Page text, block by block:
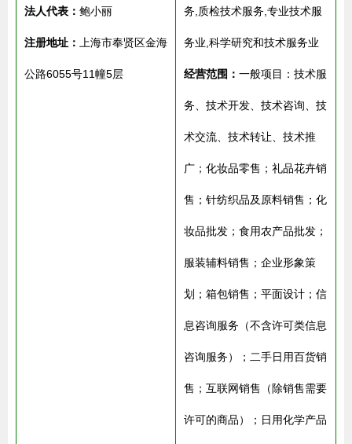
法人代表： 鲍小丽
注册地址： 上海市奉贤区金海
公路6055号11幢5层
务,质检技术服务,专业技术服
务业,科学研究和技术服务业
经营范围： 一般项目：技术服
务、技术开发、技术咨询、技
术交流、技术转让、技术推
广；化妆品零售；礼品花卉销
售；针纺织品及原料销售；化
妆品批发；食用农产品批发；
服装辅料销售；企业形象策
划；箱包销售；平面设计；信
息咨询服务（不含许可类信息
咨询服务）；二手日用百货销
售；互联网销售（除销售需要
许可的商品）；日用化学产品